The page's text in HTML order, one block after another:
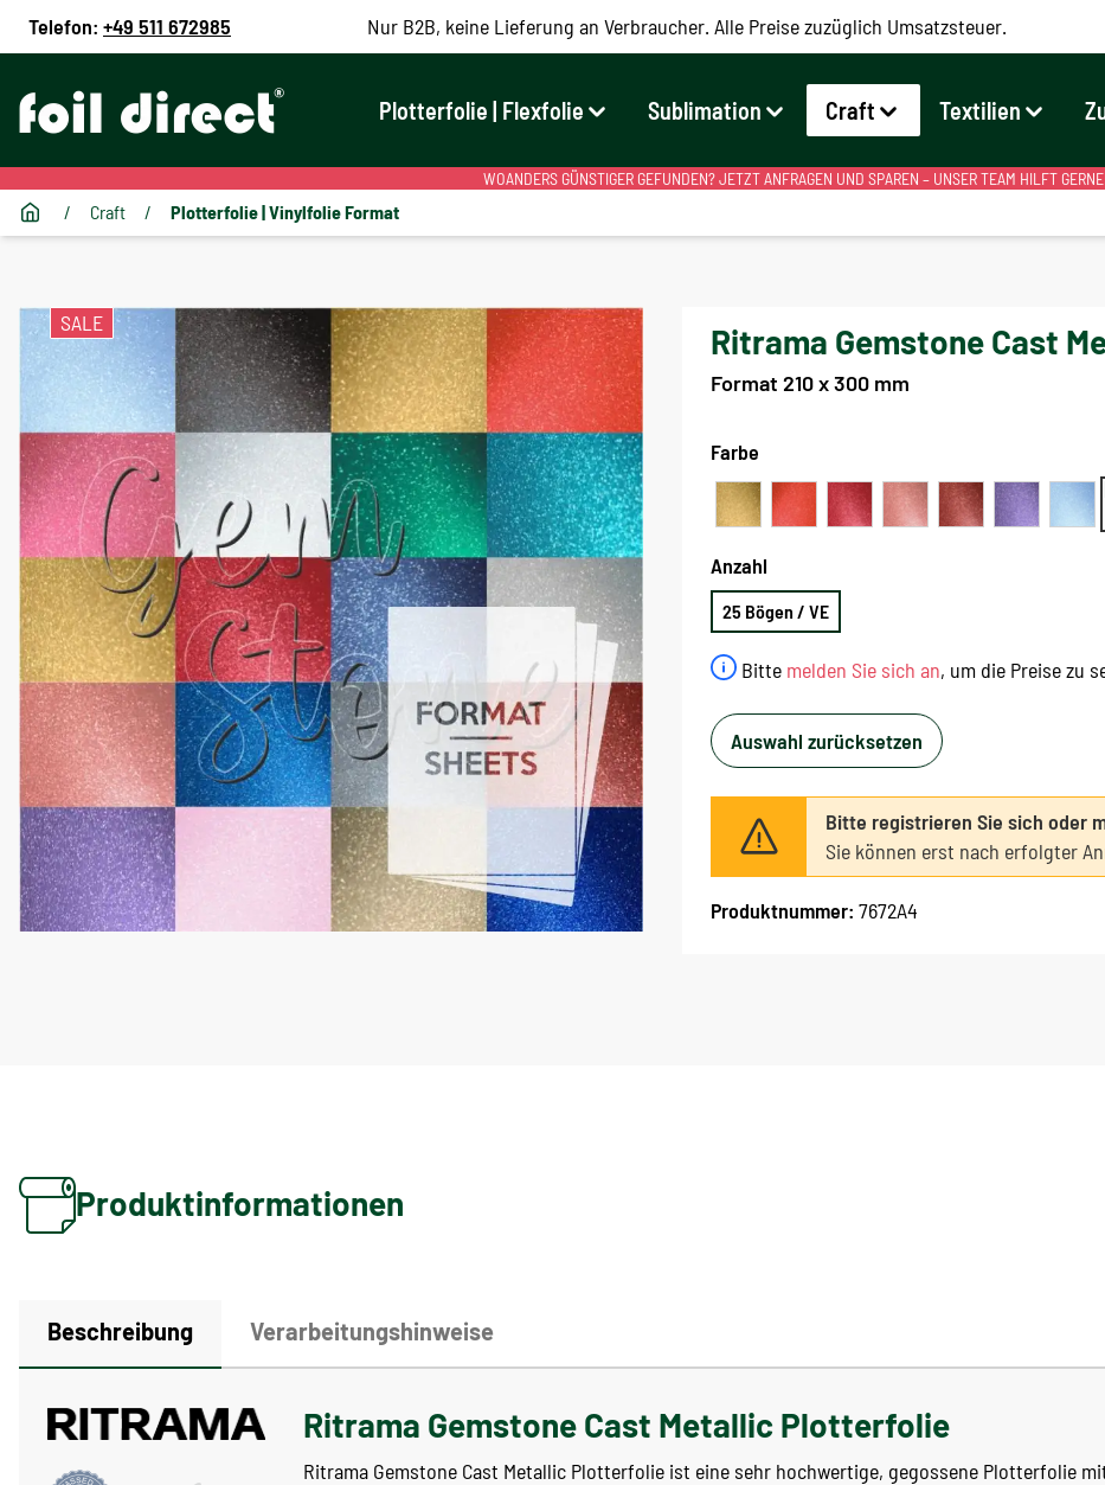
Telefon: +49 511 672985 Nur B2B, keine Lieferung an Verbraucher. Alle Preise zuzüglich Umsatzsteuer.
Plotterfolie | Flexfolie Sublimation Craft Textilien
WOANDERS GÜNSTIGER GEFUNDEN? JETZT ANFRAGEN UND SPAREN – UNSER TEAM HILFT
/ Craft / Plotterfolie | Vinylfolie Format
SALE Ritrama Gemstone Cast
Format 210 x 300 mm
Bitte melden Sie sich an, um die Preise zu
Farbe
Anzahl
25 Bögen / VE
Auswahl zurücksetzen
Bitte registrieren Sie sich oder
Sie können erst nach erfolgter
Produktnummer: 7672A4
Produktinformationen
Beschreibung Verarbeitungshinweise
Ritrama Gemstone Cast Metallic Plotterfolie
Ritrama Gemstone Cast Metallic Plotterfolie ist eine sehr hochwertige, gegossene Plotterfolie